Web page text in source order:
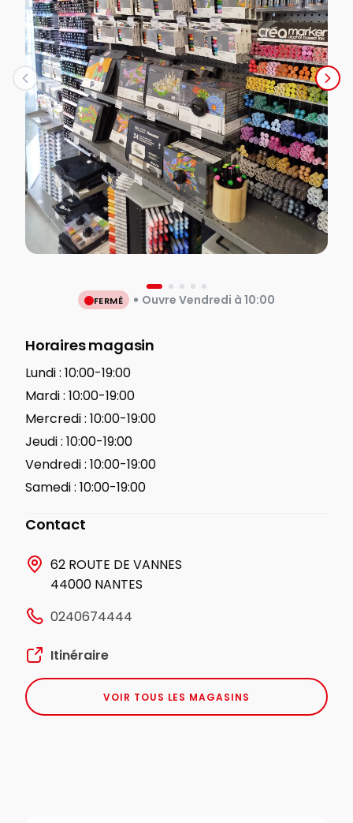
FERMÉ Ouvre Vendredi à 10:00
Horaires magasin
Lundi : 10:00-19:00
Mardi : 10:00-19:00
Mercredi : 10:00-19:00
Jeudi : 10:00-19:00
Vendredi : 10:00-19:00
Samedi : 10:00-19:00
Contact
62 ROUTE DE VANNES
44000 NANTES
0240674444
Itinéraire
VOIR TOUS LES MAGASINS